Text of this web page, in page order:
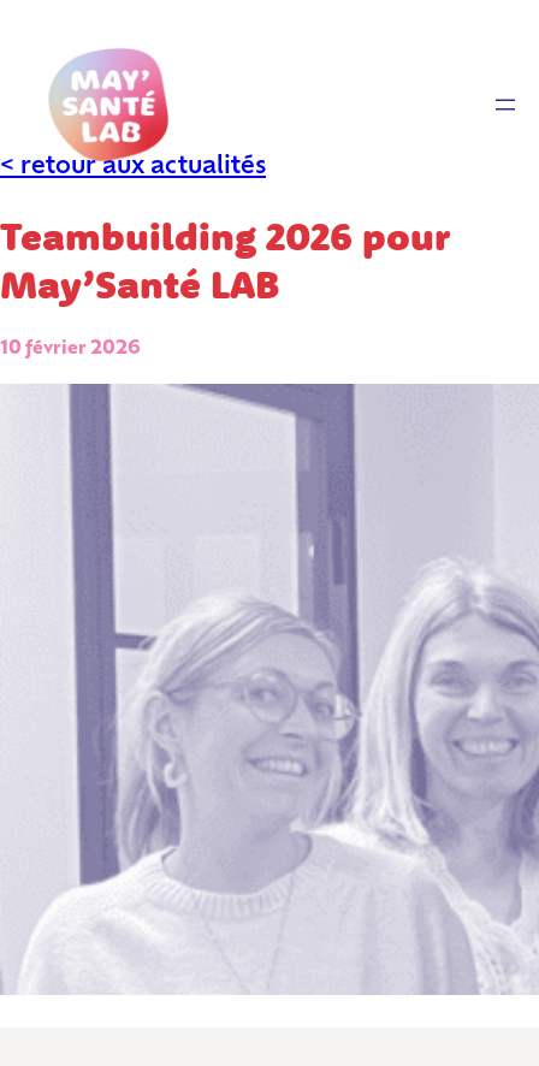
contenu
< retour aux actualités
Teambuilding 2026 pour
May’Santé LAB
10 février 2026